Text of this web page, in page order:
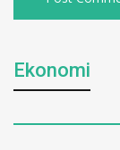
Ekonomi